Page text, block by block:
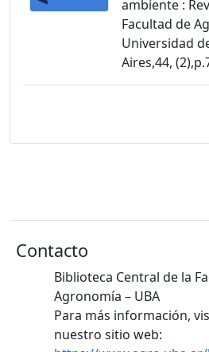
ambiente :
Facultad de
Universidad
Aires,44,
Contacto
Biblioteca Central de la
Agronomía – UBA
Para más información,
nuestro sitio web: